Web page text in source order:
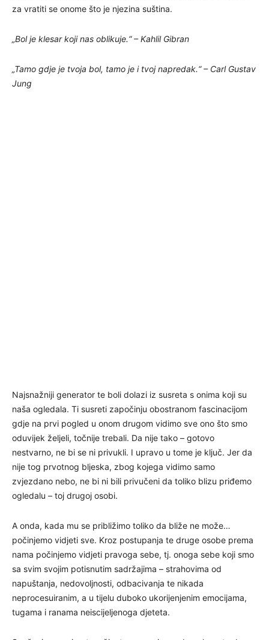
za vratiti se onome što je njezina suština.
„Bol je klesar koji nas oblikuje.“ – Kahlil Gibran
„Tamo gdje je tvoja bol, tamo je i tvoj napredak.“ – Carl Gustav
Jung
Najsnažniji generator te boli dolazi iz susreta s onima koji su
naša ogledala. Ti susreti započinju obostranom fascinacijom
gdje na prvi pogled u onom drugom vidimo sve ono što smo
oduvijek željeli, točnije trebali. Da nije tako – gotovo
nestvarno, ne bi se ni privukli. I upravo u tome je ključ. Jer da
nije tog prvotnog bljeska, zbog kojega vidimo samo
zvjezdano nebo, ne bi ni bili privučeni da toliko blizu priđemo
ogledalu – toj drugoj osobi.
A onda, kada mu se približimo toliko da bliže ne može…
počinjemo vidjeti sve. Kroz postupanja te druge osobe prema
nama počinjemo vidjeti pravoga sebe, tj. onoga sebe koji smo
sa svim svojim potisnutim sadržajima – strahovima od
napuštanja, nedovoljnosti, odbacivanja te nikada
neprocesuiranim, a u tijelu duboko ukorijenjenim emocijama,
tugama i ranama neiscijeljenoga djeteta.